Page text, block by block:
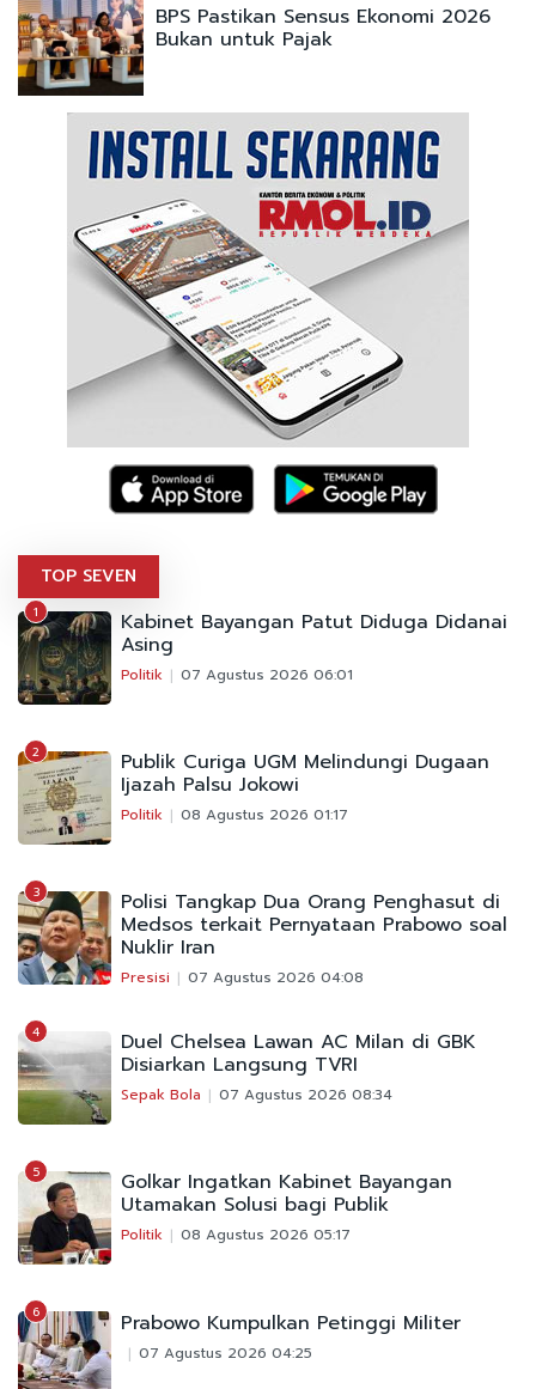
BPS Pastikan Sensus Ekonomi 2026
Bukan untuk Pajak
TOP SEVEN
1 Kabinet Bayangan Patut Diduga Didanai
Asing
Politik 07 Agustus 2026 06:01
2 Publik Curiga UGM Melindungi Dugaan
Ijazah Palsu Jokowi
Politik 08 Agustus 2026 01:17
3 Polisi Tangkap Dua Orang Penghasut di
Medsos terkait Pernyataan Prabowo soal
Nuklir Iran
Presisi 07 Agustus 2026 04:08
4 Duel Chelsea Lawan AC Milan di GBK
Disiarkan Langsung TVRI
Sepak Bola 07 Agustus 2026 08:34
5 Golkar Ingatkan Kabinet Bayangan
Utamakan Solusi bagi Publik
Politik 08 Agustus 2026 05:17
6 Prabowo Kumpulkan Petinggi Militer
07 Agustus 2026 04:25